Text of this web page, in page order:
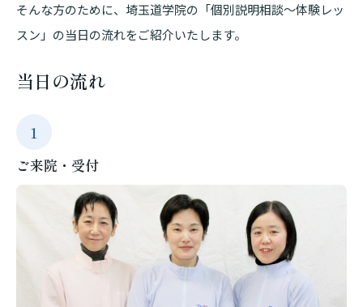
そんな方のために、埼玉道学院の「個別説明相談〜体験レッ
スン」の当日の流れをご紹介いたします。
当日の流れ
1
ご来院・受付